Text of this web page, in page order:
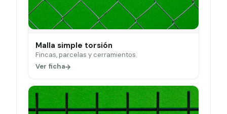
Malla simple torsión
Fincas, parcelas y cerramientos.
Ver ficha